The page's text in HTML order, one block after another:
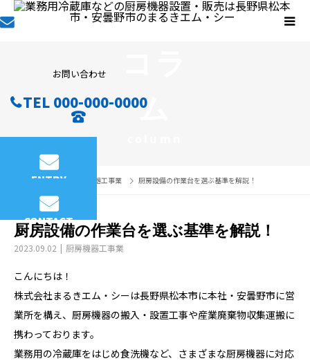
お問い合わせ
TEL 000-000-0000
ENTRY
CONTACT
ム
コラム 厨房機器工事業 厨房設備の作業台を選ぶ基準を解説！
厨房設備の作業台を選ぶ基準を解説！
2023.09.02 厨房機器工事業
こんにちは！
株式会社まるきエム・シーは長野県松本市に本社・安曇野市に営
業所を構え、厨房機器の搬入・設置工事や産業廃棄物収集運搬に
携わっております。
業務用の冷蔵庫をはじめ食洗機など、さまざまな厨房機器に対応